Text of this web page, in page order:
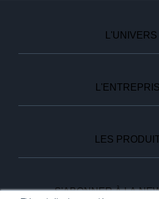
L'UNIVERS
LES
S'ABONNER À LA